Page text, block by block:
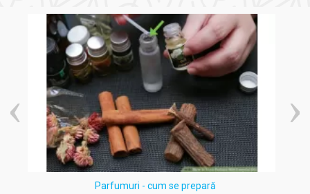
Parfumuri - cum se prepară